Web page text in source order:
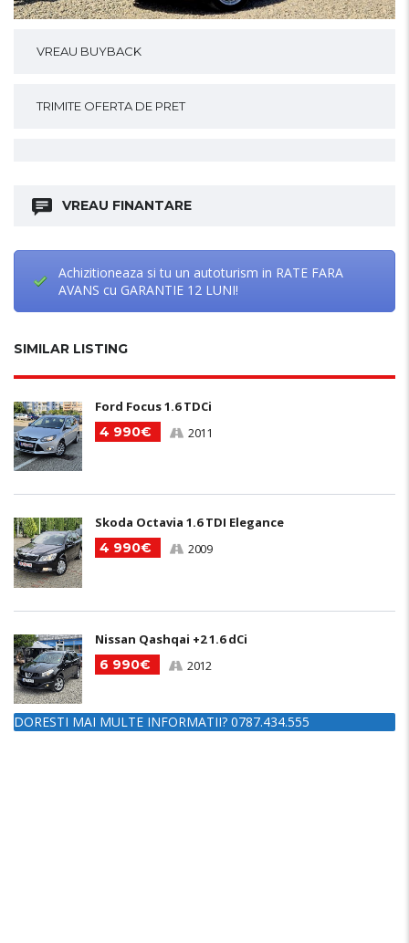
VREAU BUYBACK
TRIMITE OFERTA DE PRET
VREAU FINANTARE
Achizitioneaza si tu un autoturism in RATE FARA
AVANS cu GARANTIE 12 LUNI!
SIMILAR LISTING
Ford Focus 1.6 TDCi
4 990€
2011
Skoda Octavia 1.6 TDI Elegance
4 990€
2009
Nissan Qashqai +2 1.6 dCi
6 990€
2012
DORESTI MAI MULTE INFORMATII? 0787.434.555